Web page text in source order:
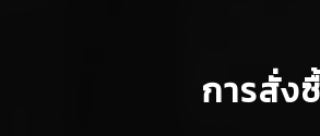
การสั่ง